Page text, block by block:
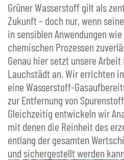
Grüner Wasserstoff gilt als
Zukunft – doch nur, wenn
in sensiblen Anwendungen
chemischen Prozessen
Genau hier setzt unsere
Lauchstädt an. Wir errichten
eine Wasserstoff-
zur Entfernung von
Gleichzeitig entwickeln wir
mit denen die Reinheit des
entlang der gesamten
und sichergestellt werden kann.